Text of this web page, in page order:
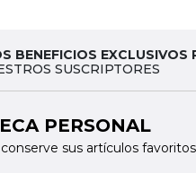
BENEFICIOS EXCLUSIVOS
SUSCRIPTORES
PERSONAL
sus artículos favoritos